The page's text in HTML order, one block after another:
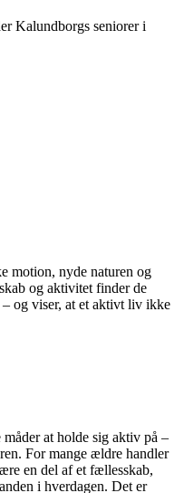
Kalundborgs seniorer i
motion, nyde naturen og
og aktivitet finder de
og viser, at et aktivt liv ikke
at holde sig aktiv på –
For mange ældre handler
en del af et fællesskab,
i hverdagen. Det er